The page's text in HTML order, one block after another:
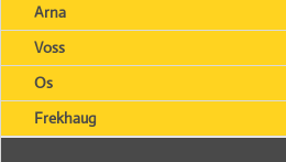
Arna
Voss
Os
Frekhaug